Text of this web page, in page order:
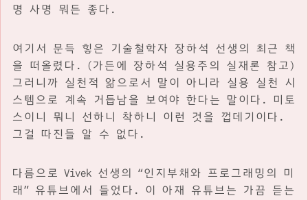
명 사명 뭐든 좋다.
여기서 문득 힣은 기술철학자 장하석 선생의 최근 책
을 떠올렸다. (가든에 장하석 실용주의 실재론 참고)
그러니까 실천적 앎으로서 말이 아니라 실용 실천 시
스템으로 계속 거듭남을 보여야 한다는 말이다. 미토
스이니 뭐니 선하니 착하니 이런 것을 껍데기이다.
그걸 따진들 알 수 없다.
다름으로 Vivek 선생의 “인지부채와 프로그래밍의 미
래” 유튜브에서 들었다. 이 아재 유튜브는 가끔 듣는